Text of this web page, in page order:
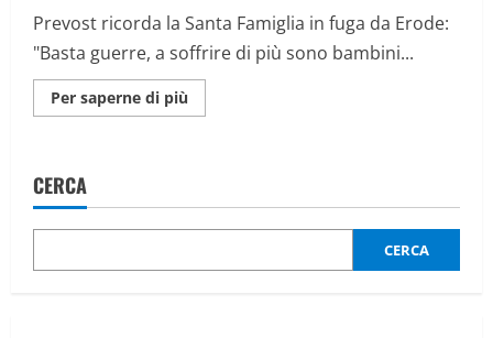
Prevost ricorda la Santa Famiglia in fuga da Erode:
"Basta guerre, a soffrire di più sono bambini...
Per saperne di più
informazioni
in
per
“Erode”
CERCA
CERCA